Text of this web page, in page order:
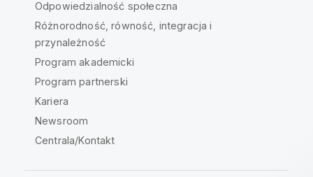
Odpowiedzialność społeczna
Różnorodność, równość, integracja i
przynależność
Program akademicki
Program partnerski
Kariera
Newsroom
Centrala/Kontakt